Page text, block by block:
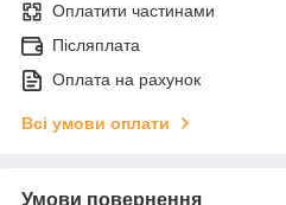
Оплатити частинами
Післяплата
Оплата на рахунок
Всі умови оплати
Умови повернення